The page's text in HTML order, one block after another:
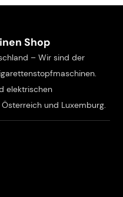
Shop
– Wir sind der
elektrischen
und Luxemburg.